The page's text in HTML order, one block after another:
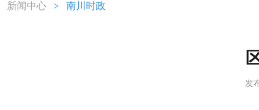
新闻中心 > 南川时政
发